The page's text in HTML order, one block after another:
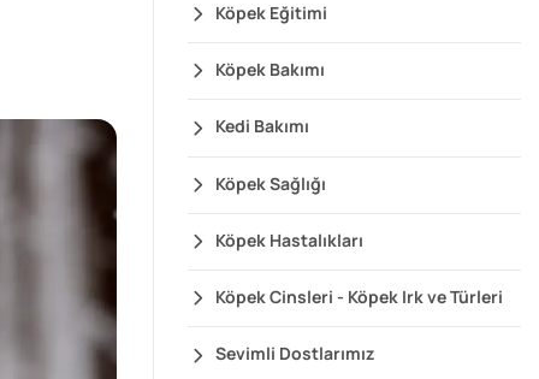
Köpek Eğitimi
Köpek Bakımı
Kedi Bakımı
Köpek Sağlığı
Köpek Hastalıkları
Köpek Cinsleri - Köpek Irk ve Türleri
Sevimli Dostlarımız